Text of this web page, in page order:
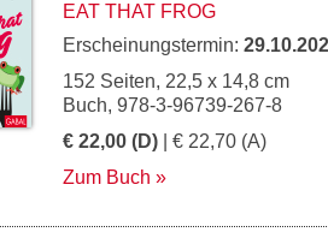
EAT THAT FROG
Erscheinungstermin:
152 Seiten, 22,5 x 14,8 cm
Buch, 978-3-96739-267-8
€ 22,00 (D) | € 22,70 (A)
Zum Buch